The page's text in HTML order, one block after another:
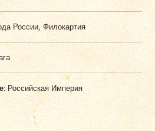
России,Филокартия
Российская Империя